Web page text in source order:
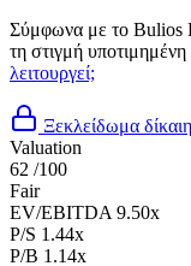
Σύμφωνα με το Bulios
τη στιγμή
λειτουργεί;
Ξεκλείδωμα
Valuation
62 /100
Fair
EV/EBITDA 9.50x
P/S 1.44x
P/B 1.14x